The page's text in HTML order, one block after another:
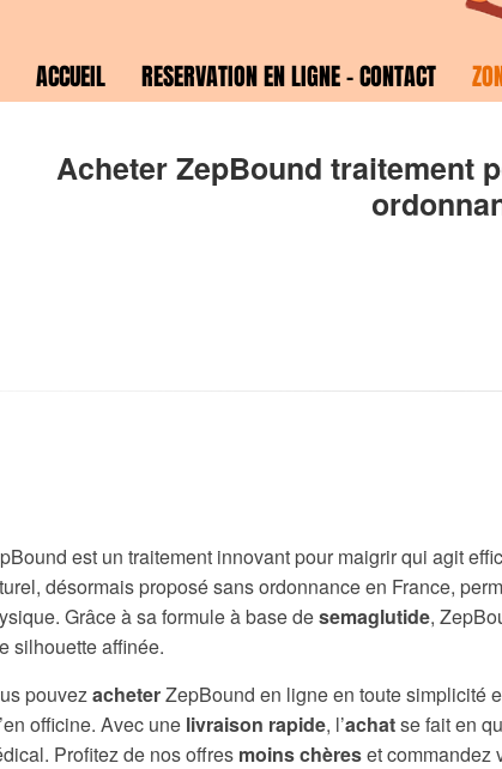
ACCUEIL RESERVATION EN LIGNE - CONTACT
Acheter ZepBound traitement
est un traitement innovant pour maigrir qui agit
désormais proposé sans ordonnance en France,
Grâce à sa formule à base desemaglutide,
silhouette affinée.
pouvezacheterZepBound en ligne en toute simplicité
officine. Avec une livraison rapide, l’achatse fait en
Profitez de nos offres moins chèreset commandez